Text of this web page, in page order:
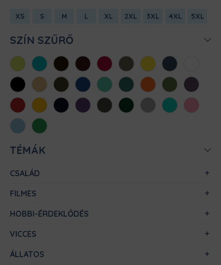
XS S M L XL 2XL 3XL 4XL 5XL
SZÍN SZŰRŐ
AlmazöldAtollkékBarnaBordóChili Cink Citromsárga
Denim
FeketeHomokKhaki KirálykékMentaMéregzöld
NarancsOliva Padlizsán
Piros SárgaSötétkékSötétlilaSötétszürke
SötétzöldSportszürke
Türkiz
Világos
rózsaszín
Világoskék
Zöld
TÉMÁK
CSALÁD
FILMES
HOBBI-ÉRDEKLŐDÉS
VICCES
ÁLLATOS